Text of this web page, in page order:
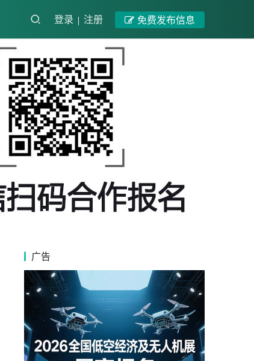
登录 注册 免费发布信息
广告